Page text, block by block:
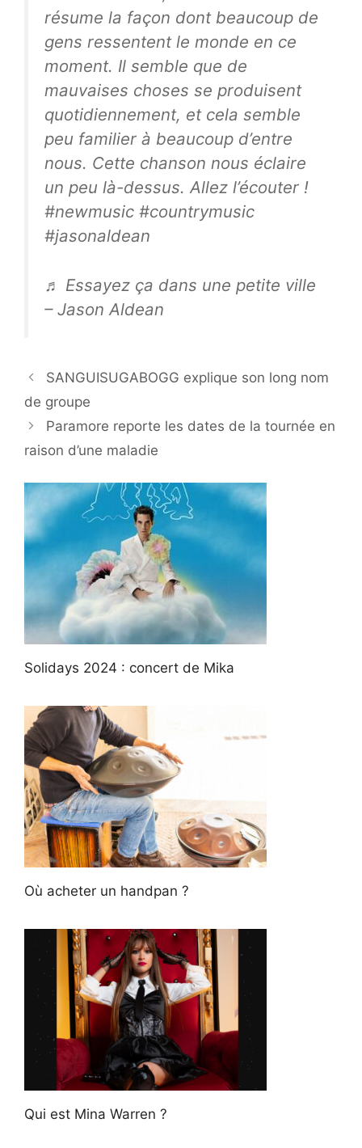
résume la façon dont beaucoup de
gens ressentent le monde en ce
moment. Il semble que de
mauvaises choses se produisent
quotidiennement, et cela semble
peu familier à beaucoup d’entre
nous. Cette chanson nous éclaire
un peu là-dessus. Allez l’écouter !
#newmusic #countrymusic
#jasonaldean
♬ Essayez ça dans une petite ville
– Jason Aldean
SANGUISUGABOGG explique son long nom
de groupe
Paramore reporte les dates de la tournée en
raison d’une maladie
Solidays 2024 : concert de Mika
Où acheter un handpan ?
Qui est Mina Warren ?